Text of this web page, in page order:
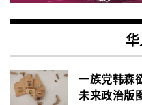
一族党韩森
未来政治版